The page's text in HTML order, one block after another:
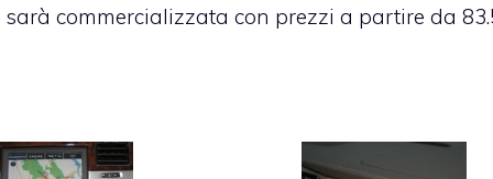
sarà commercializzata con prezzi a partire da